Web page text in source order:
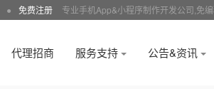
● 免费注册 专业手机App&小程序制作开发公司,免
代理招商 服务支持 公告&资讯